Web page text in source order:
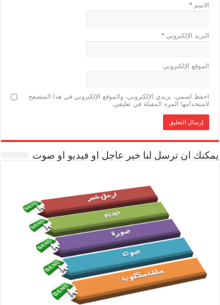
الاسم*
البريد الإلكتروني*
الموقع الإلكتروني
احفظ اسمي، بريدي الإلكتروني، والموقع الإلكتروني في هذا المتصفح
لاستخدامها المرة المقبلة في تعليقي.
يمكنك ان ترسل لنا خبر عاجل او فيديو او صوت